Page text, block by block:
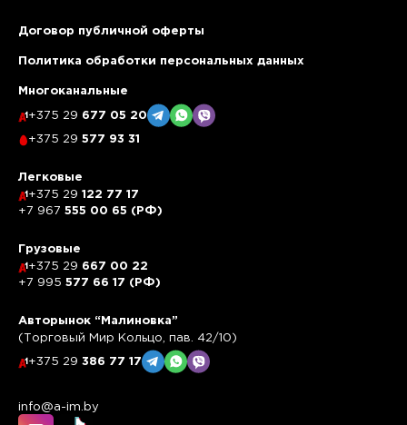
Договор публичной оферты
Политика обработки персональных данных
Многоканальные
+375 29 677 05 20
+375 29 577 93 31
Легковые
+375 29 122 77 17
+7 967 555 00 65 (РФ)
Грузовые
+375 29 667 00 22
+7 995 577 66 17 (РФ)
Авторынок “Малиновка”
(Торговый Мир Кольцо, пав. 42/10)
+375 29 386 77 17
info@a-im.by